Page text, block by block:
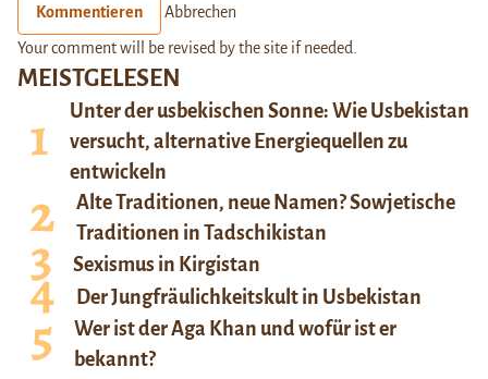
MEISTGELESEN
Unter der usbekischen Sonne: Wie Usbekistan
versucht, alternative Energiequellen zu
entwickeln
Alte Traditionen, neue Namen? Sowjetische
Traditionen in Tadschikistan
Sexismus in Kirgistan
Der Jungfräulichkeitskult in Usbekistan
Wer ist der Aga Khan und wofür ist er
bekannt?
Kommentieren Abbrechen
Your comment will be revised by the site if needed.